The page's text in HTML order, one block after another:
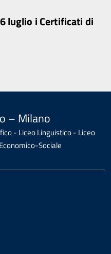
luglio i Certificati di
– Milano
- Liceo Linguistico - Liceo
Sociale